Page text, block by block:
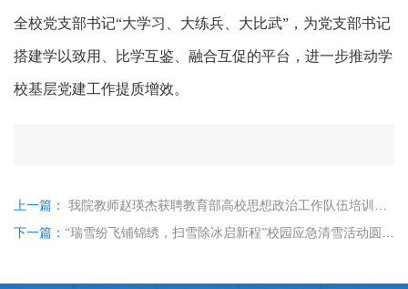
全校党支部书记“大学习、大练兵、大比武”，为党支部书记
搭建学以致用、比学互鉴、融合互促的平台，进一步推动学
校基层党建工作提质增效。
上一篇： 我院教师赵瑛杰获聘教育部高校思想政治工作队伍培训研修中心（哈尔滨师范大学）实践课课程建设专家
下一篇： “瑞雪纷飞铺锦绣，扫雪除冰启新程”校园应急清雪活动圆满结束！